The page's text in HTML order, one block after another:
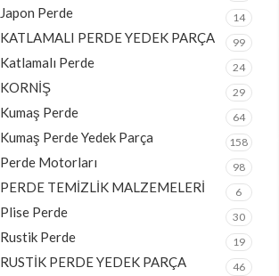
Japon Perde 14
KATLAMALI PERDE YEDEK PARÇA 99
Katlamalı Perde 24
KORNİŞ 29
Kumaş Perde 64
Kumaş Perde Yedek Parça 158
Perde Motorları 98
PERDE TEMİZLİK MALZEMELERİ 6
Plise Perde 30
Rustik Perde 19
RUSTİK PERDE YEDEK PARÇA 46